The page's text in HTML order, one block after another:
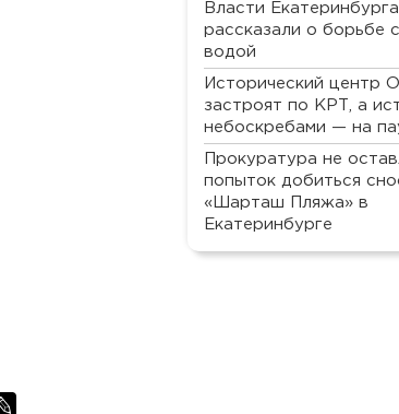
Власти Екатеринбурга
рассказали о борьбе
водой
Исторический центр
застроят по КРТ, а
небоскребами — на
Прокуратура не
попыток добиться
«Шарташ Пляжа» в
Екатеринбурге